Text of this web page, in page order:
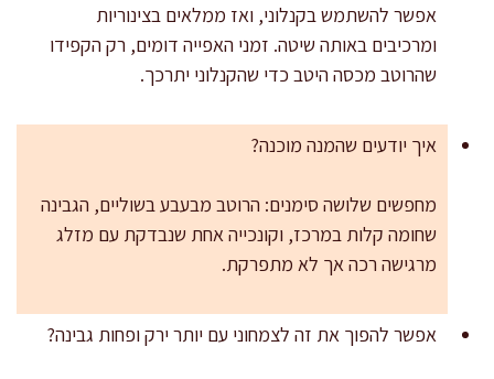
אפשר להשתמש בקנלוני, ואז ממלאים בצינוריות
ומרכיבים באותה שיטה. זמני האפייה דומים, רק הקפידו
שהרוטב מכסה היטב כדי שהקנלוני יתרכך.
איך יודעים שהמנה מוכנה?
מחפשים שלושה סימנים: הרוטב מבעבע בשוליים, הגבינה
שחומה קלות במרכז, וקונכייה אחת שנבדקת עם מזלג
מרגישה רכה אך לא מתפרקת.
אפשר להפוך את זה לצמחוני עם יותר ירק ופחות גבינה?